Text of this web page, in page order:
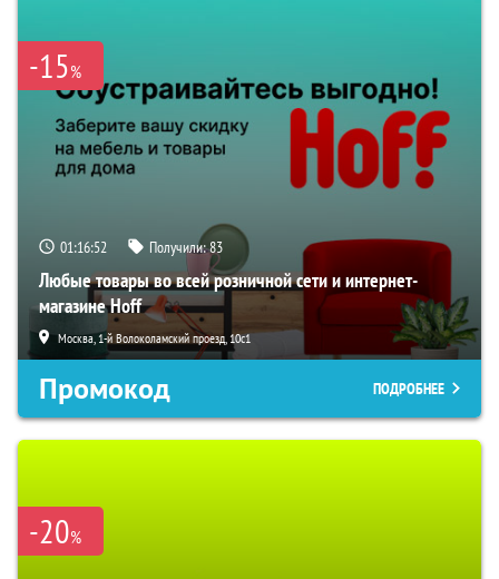
-15%
01:16:51 Получили:83
Любые товары во всей розничной сети и интернет-
магазине Hoff
Москва, 1-й Волоколамский проезд, 10с1
Промокод ПОДРОБНЕЕ
-20%